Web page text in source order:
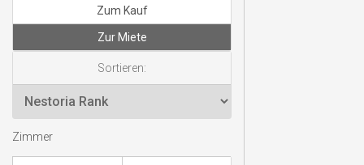
Zum Kauf
Zur Miete
Sortieren:
Zimmer